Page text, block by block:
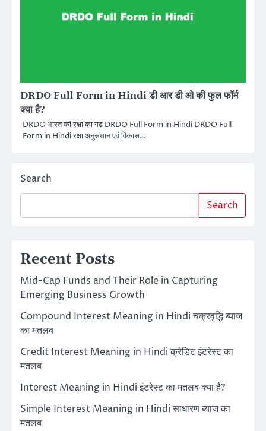
DRDO Full Form in Hindi डी आर डी ओ की फुल फॉर्म
क्या है?
DRDO भारत की रक्षा का गढ़ DRDO Full Form in Hindi DRDO Full
Form in Hindi रक्षा अनुसंधान एवं विकास…
Search
Search
Recent Posts
Mid-Cap Funds and Their Role in Capturing
Emerging Business Growth
Compound Interest Meaning in Hindi चक्रवृद्धि ब्याज
का मतलब
Credit Interest Meaning in Hindi क्रेडिट इंटरेस्ट का
मतलब
Interest Meaning in Hindi इंटरेस्ट का मतलब क्या है?
Simple Interest Meaning in Hindi साधारण ब्याज का
मतलब